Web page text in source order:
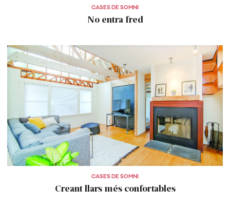
CASES DE SOMNI
No entra fred
CASES DE SOMNI
Creant llars més confortables